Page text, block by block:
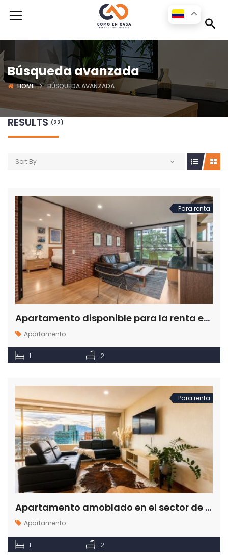
Búsqueda avanzada
HOME BÚSQUEDA AVANZADA
RESULTS (22)
Sort By
Para renta
Apartamento disponible para la renta en el sector de El Tesoro en Medellín
Apartamento
1 2
Para renta
Apartamento amoblado en el sector de El Poblado en Medellín Antioquia
Apartamento
1 2